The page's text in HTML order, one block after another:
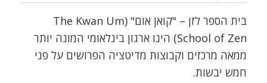
בית הספר לזן – "קואן אום" (The Kwan Um
School of Zen) הינו ארגון בינלאומי המונה יותר
ממאה מרכזים וקבוצות מדיטציה הפרושים על פני
חמש יבשות.